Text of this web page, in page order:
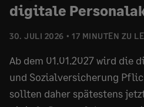
30. JULI 2026 17 MINUTEN ZU
digitale
Ab dem 01.01.2027 wird die
und Sozialversicherung
sollten daher spätestens